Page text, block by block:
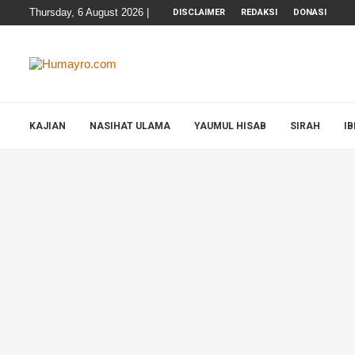
Thursday, 6 August 2026 | DISCLAIMER REDAKSI DONASI
KAJIAN NASIHAT ULAMA YAUMUL HISAB SIRAH